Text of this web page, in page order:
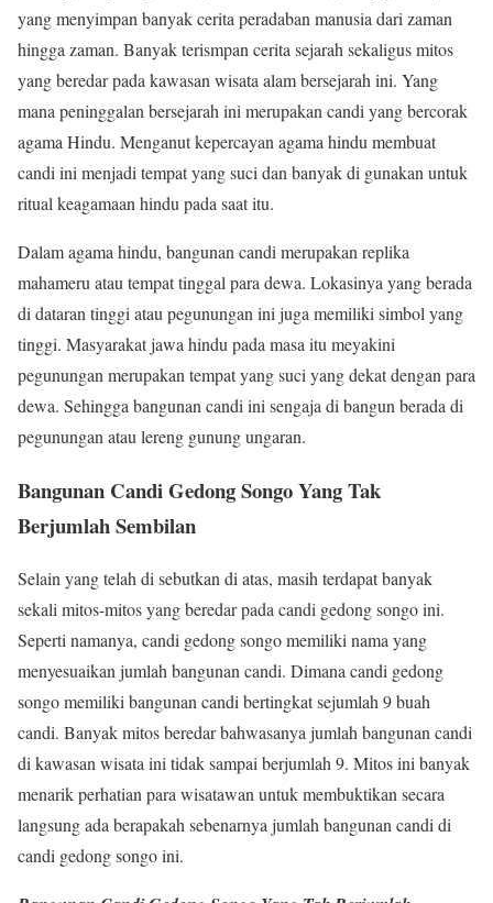
yang menyimpan banyak cerita peradaban manusia dari zaman
hingga zaman. Banyak terismpan cerita sejarah sekaligus mitos
yang beredar pada kawasan wisata alam bersejarah ini. Yang
mana peninggalan bersejarah ini merupakan candi yang bercorak
agama Hindu. Menganut kepercayan agama hindu membuat
candi ini menjadi tempat yang suci dan banyak di gunakan untuk
ritual keagamaan hindu pada saat itu.
Dalam agama hindu, bangunan candi merupakan replika
mahameru atau tempat tinggal para dewa. Lokasinya yang berada
di dataran tinggi atau pegunungan ini juga memiliki simbol yang
tinggi. Masyarakat jawa hindu pada masa itu meyakini
pegunungan merupakan tempat yang suci yang dekat dengan para
dewa. Sehingga bangunan candi ini sengaja di bangun berada di
pegunungan atau lereng gunung ungaran.
Bangunan Candi Gedong Songo Yang Tak
Berjumlah Sembilan
Selain yang telah di sebutkan di atas, masih terdapat banyak
sekali mitos-mitos yang beredar pada candi gedong songo ini.
Seperti namanya, candi gedong songo memiliki nama yang
menyesuaikan jumlah bangunan candi. Dimana candi gedong
songo memiliki bangunan candi bertingkat sejumlah 9 buah
candi. Banyak mitos beredar bahwasanya jumlah bangunan candi
di kawasan wisata ini tidak sampai berjumlah 9. Mitos ini banyak
menarik perhatian para wisatawan untuk membuktikan secara
langsung ada berapakah sebenarnya jumlah bangunan candi di
candi gedong songo ini.